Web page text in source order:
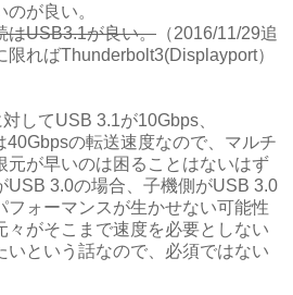
のが良い。
はUSB3.1が良い。 （2016/11/29追
ればThunderbolt3(Displayport）
してUSB 3.1が10Gbps、
の転送速度なので、マルチ
元が早いのは困ることはないはず
USB 3.0の場合、子機側がUSB 3.0
フォーマンスが生かせない可能性
々がそこまで速度を必要としない
いという話なので、必須ではない